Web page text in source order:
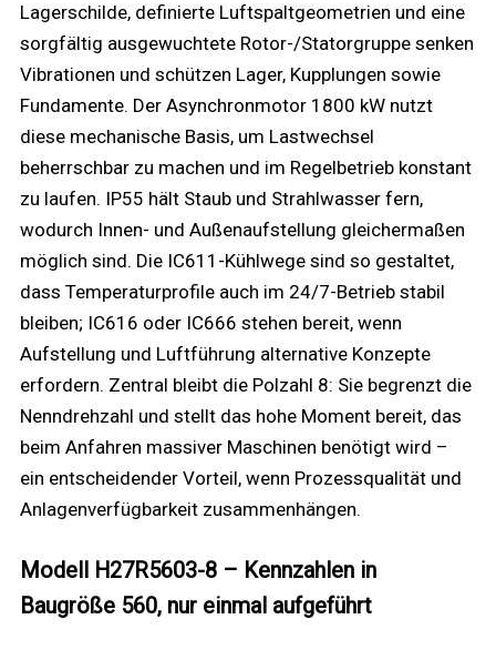
Lagerschilde, definierte Luftspaltgeometrien und eine
sorgfältig ausgewuchtete Rotor-/Statorgruppe senken
Vibrationen und schützen Lager, Kupplungen sowie
Fundamente. Der Asynchronmotor 1800 kW nutzt
diese mechanische Basis, um Lastwechsel
beherrschbar zu machen und im Regelbetrieb konstant
zu laufen. IP55 hält Staub und Strahlwasser fern,
wodurch Innen- und Außenaufstellung gleichermaßen
möglich sind. Die IC611-Kühlwege sind so gestaltet,
dass Temperaturprofile auch im 24/7-Betrieb stabil
bleiben; IC616 oder IC666 stehen bereit, wenn
Aufstellung und Luftführung alternative Konzepte
erfordern. Zentral bleibt die Polzahl 8: Sie begrenzt die
Nenndrehzahl und stellt das hohe Moment bereit, das
beim Anfahren massiver Maschinen benötigt wird –
ein entscheidender Vorteil, wenn Prozessqualität und
Anlagenverfügbarkeit zusammenhängen.
Modell H27R5603-8 – Kennzahlen in
Baugröße 560, nur einmal aufgeführt